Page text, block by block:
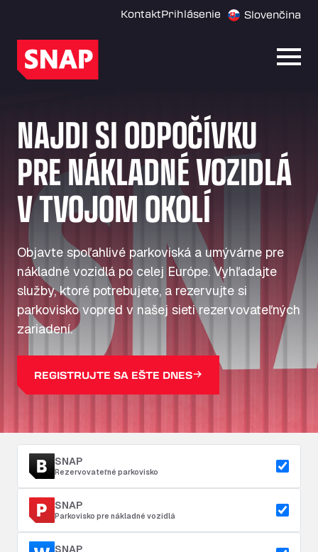
KontaktPrihlásenie Slovenčina
NAJDI SI ODPOČÍVKU
PRE NÁKLADNÉ VOZIDLÁ
V TVOJOM OKOLÍ
Objavte spoľahlivé parkoviská a umývárne pre
nákladné vozidlá po celej Európe. Vyhľadajte
služby, ktoré potrebujete, a rezervujte si
parkovisko vopred v našej sieti rezervovateľných
zariadení.
REGISTRUJTE SA EŠTE DNES
SNAP
Rezervovateľné parkovisko
SNAP
Parkovisko pre nákladné vozidlá
SNAP